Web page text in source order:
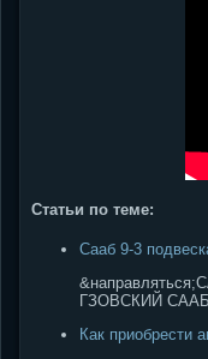
Статьи по теме:
Сааб 9-3
ГЗОВСКИЙ СААБ
Как приобрести